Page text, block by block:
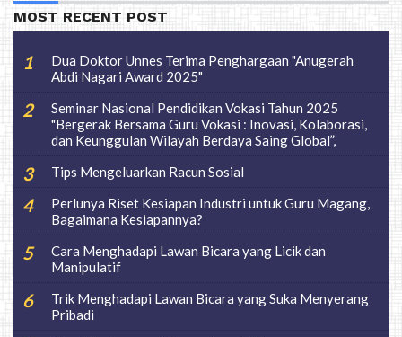
MOST RECENT POST
Dua Doktor Unnes Terima Penghargaan "Anugerah
Abdi Nagari Award 2025"
Seminar Nasional Pendidikan Vokasi Tahun 2025
"Bergerak Bersama Guru Vokasi : Inovasi, Kolaborasi,
dan Keunggulan Wilayah Berdaya Saing Global”,
Tips Mengeluarkan Racun Sosial
Perlunya Riset Kesiapan Industri untuk Guru Magang,
Bagaimana Kesiapannya?
Cara Menghadapi Lawan Bicara yang Licik dan
Manipulatif
Trik Menghadapi Lawan Bicara yang Suka Menyerang
Pribadi